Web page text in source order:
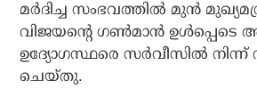
മര്‍ദിച്ച സംഭവത്തില്‍ മുന്‍
വിജയന്റെ ഗണ്‍മാന്‍
ഉദ്യോഗസ്ഥരെ സര്‍വീസില്‍
ചെയ്തു.